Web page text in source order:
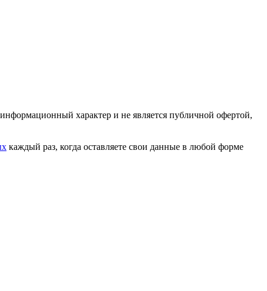
характер и не является публичной офертой,
каждый раз, когда оставляете свои данные в любой форме